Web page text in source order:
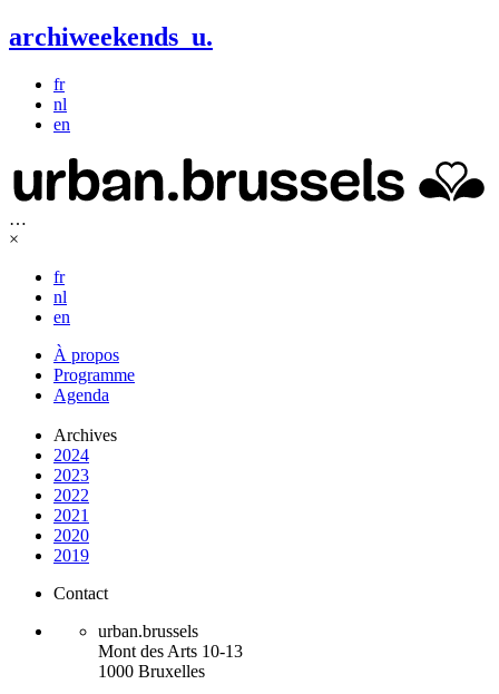
archiweekends u.
fr
nl
en
…
×
fr
nl
en
À propos
Programme
Agenda
Archives
2024
2023
2022
2021
2020
2019
Contact
urban.brussels
Mont des Arts 10-13
1000 Bruxelles